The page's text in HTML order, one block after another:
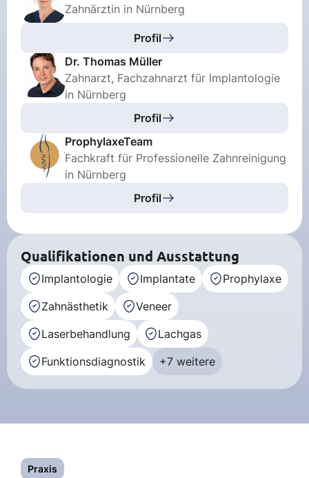
Zahnärztin in Nürnberg
Profil
Dr. Thomas Müller
Zahnarzt, Fachzahnarzt für Implantologie
in Nürnberg
Profil
ProphylaxeTeam
Fachkraft für Professionelle Zahnreinigung
in Nürnberg
Profil
Qualifikationen und Ausstattung
Implantologie Implantate
Prophylaxe
Zahnästhetik
Veneer
Laserbehandlung
Lachgas
Funktionsdiagnostik
+7 weitere
Praxis